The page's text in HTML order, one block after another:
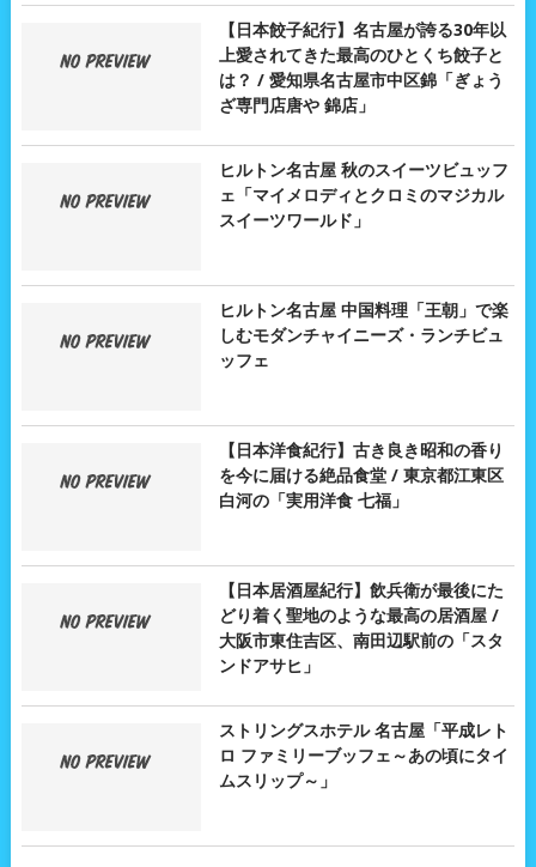
【日本餃子紀行】名古屋が誇る30年以
上愛されてきた最高のひとくち餃子と
は？ / 愛知県名古屋市中区錦「ぎょう
ざ専門店唐や 錦店」
ヒルトン名古屋 秋のスイーツビュッフ
ェ「マイメロディとクロミのマジカル
スイーツワールド」
ヒルトン名古屋 中国料理「王朝」で楽
しむモダンチャイニーズ・ランチビュ
ッフェ
【日本洋食紀行】古き良き昭和の香り
を今に届ける絶品食堂 / 東京都江東区
白河の「実用洋食 七福」
【日本居酒屋紀行】飲兵衛が最後にた
どり着く聖地のような最高の居酒屋 /
大阪市東住吉区、南田辺駅前の「スタ
ンドアサヒ」
ストリングスホテル 名古屋「平成レト
ロ ファミリーブッフェ～あの頃にタイ
ムスリップ～」